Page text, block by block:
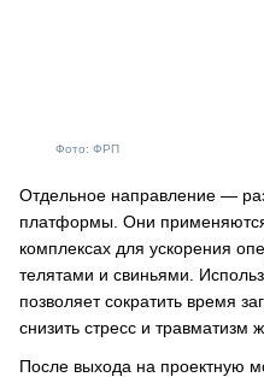
Фото: ФРП
Отдельное направление —
платформы. Они
комплексах для ускорения
телятами и свиньями.
позволяет сократить время
снизить стресс и травматизм
После выхода на проектную